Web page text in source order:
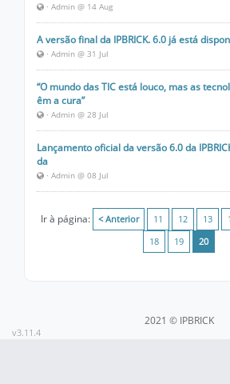
· Admin @ 14 Aug
A versão final da IPBRICK. 6.0 já está
· Admin @ 31 Jul
“O mundo das TIC está louco, mas as
êm a cura”
· Admin @ 28 Jul
Lançamento oficial da versão 6.0 da
da
· Admin @ 08 Jul
Ir à página: < Anterior 11 12 13
18
19 20
2021 © IPBRICK
v3.11.4